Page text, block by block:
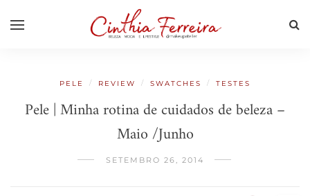
PELE / REVIEW / SWATCHES / TESTES
Pele | Minha rotina de cuidados de beleza –
Maio /Junho
SETEMBRO 26, 2014